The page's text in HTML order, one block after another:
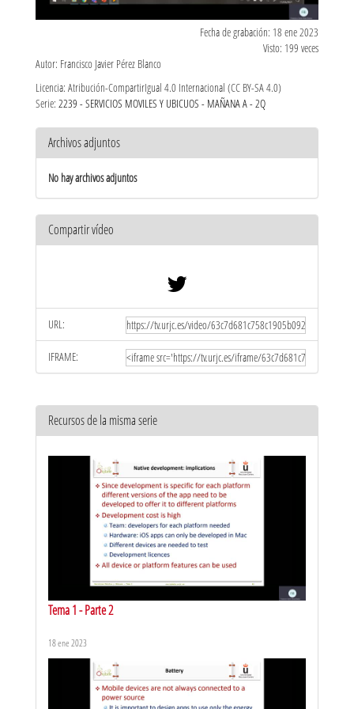
Fecha de grabación: 18 ene 2023
Visto: 199 veces
Autor: Francisco Javier Pérez Blanco
Licencia: Atribución-CompartirIgual 4.0 Internacional (CC BY-SA 4.0)
Serie: 2239 - SERVICIOS MOVILES Y UBICUOS - MAÑANA A - 2Q
Archivos adjuntos
No hay archivos adjuntos
Compartir vídeo
URL:
IFRAME:
Recursos de la misma serie
Tema 1 - Parte 2
18 ene 2023